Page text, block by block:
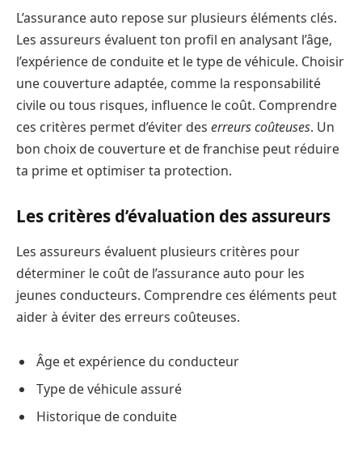
L’assurance auto repose sur plusieurs éléments clés.
Les assureurs évaluent ton profil en analysant l’âge,
l’expérience de conduite et le type de véhicule. Choisir
une couverture adaptée, comme la responsabilité
civile ou tous risques, influence le coût. Comprendre
ces critères permet d’éviter des erreurs coûteuses. Un
bon choix de couverture et de franchise peut réduire
ta prime et optimiser ta protection.
Les critères d’évaluation des assureurs
Les assureurs évaluent plusieurs critères pour
déterminer le coût de l’assurance auto pour les
jeunes conducteurs. Comprendre ces éléments peut
aider à éviter des erreurs coûteuses.
Âge et expérience du conducteur
Type de véhicule assuré
Historique de conduite